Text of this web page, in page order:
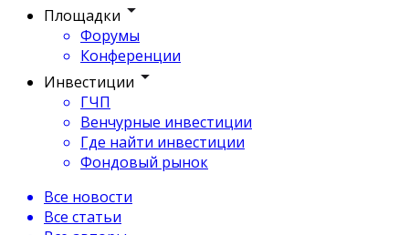
Площадки
Форумы
Конференции
Инвестиции
ГЧП
Венчурные инвестиции
Где найти инвестиции
Фондовый рынок
Все новости
Все статьи